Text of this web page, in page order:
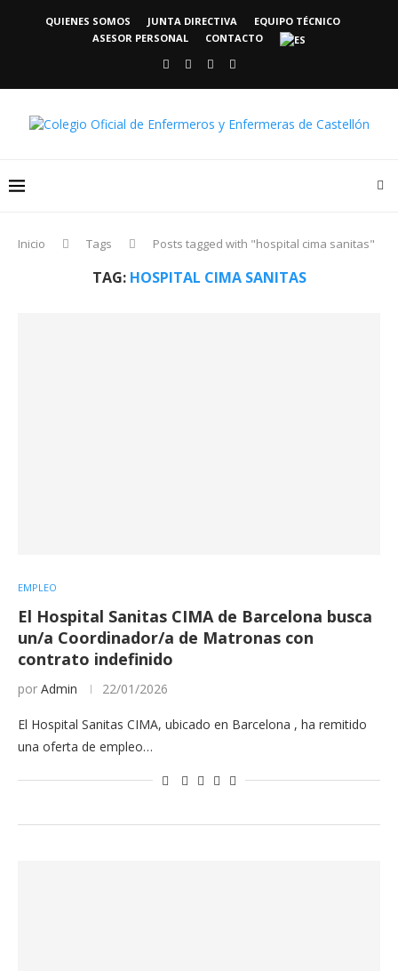
QUIENES SOMOS JUNTA DIRECTIVA
EQUIPO TÉCNICO
ASESOR PERSONAL
CONTACTO
Inicio Tags Posts tagged with "hospital cima sanitas"
TAG: HOSPITAL CIMA SANITAS
EMPLEO
El Hospital Sanitas CIMA de Barcelona busca
un/a Coordinador/a de Matronas con
contrato indefinido
por Admin 22/01/2026
El Hospital Sanitas CIMA, ubicado en Barcelona , ha remitido
una oferta de empleo…